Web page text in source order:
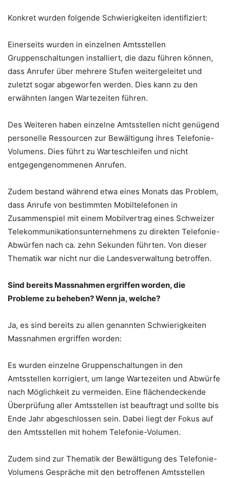
Konkret wurden folgende Schwierigkeiten identifiziert:
Einerseits wurden in einzelnen Amtsstellen
Gruppenschaltungen installiert, die dazu führen können,
dass Anrufer über mehrere Stufen weitergeleitet und
zuletzt sogar abgeworfen werden. Dies kann zu den
erwähnten langen Wartezeiten führen.
Des Weiteren haben einzelne Amtsstellen nicht genügend
personelle Ressourcen zur Bewältigung ihres Telefonie-
Volumens. Dies führt zu Warteschleifen und nicht
entgegengenommenen Anrufen.
Zudem bestand während etwa eines Monats das Problem,
dass Anrufe von bestimmten Mobiltelefonen in
Zusammenspiel mit einem Mobilvertrag eines Schweizer
Telekommunikationsunternehmens zu direkten Telefonie-
Abwürfen nach ca. zehn Sekunden führten. Von dieser
Thematik war nicht nur die Landesverwaltung betroffen.
Sind bereits Massnahmen ergriffen worden, die
Probleme zu beheben? Wenn ja, welche?
Ja, es sind bereits zu allen genannten Schwierigkeiten
Massnahmen ergriffen worden:
Es wurden einzelne Gruppenschaltungen in den
Amtsstellen korrigiert, um lange Wartezeiten und Abwürfe
nach Möglichkeit zu vermeiden. Eine flächendeckende
Überprüfung aller Amtsstellen ist beauftragt und sollte bis
Ende Jahr abgeschlossen sein. Dabei liegt der Fokus auf
den Amtsstellen mit hohem Telefonie-Volumen.
Zudem sind zur Thematik der Bewältigung des Telefonie-
Volumens Gespräche mit den betroffenen Amtsstellen